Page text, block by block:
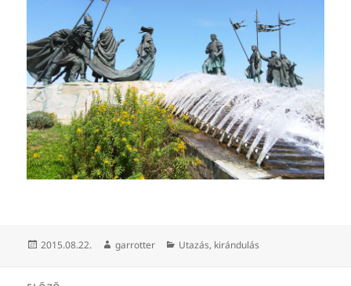
Közzétéve
2015.08.22. Szerző
garrotter Kategória
Utazás, kirándulás